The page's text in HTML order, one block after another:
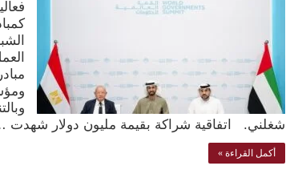
شغلني. اتفاقية شراكة بقيمة مليون دولار شهدت
أكمل القراءة »